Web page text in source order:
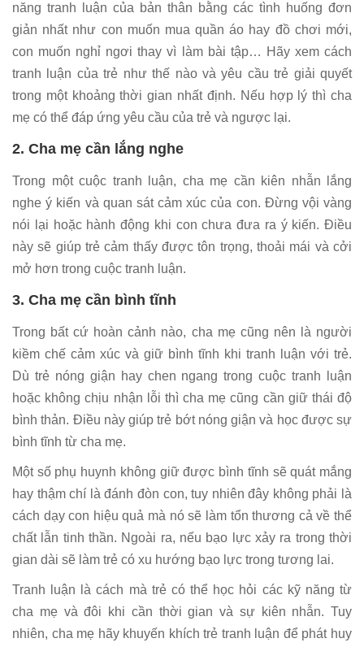
năng tranh luận của bản thân bằng các tình huống đơn
giản nhất như con muốn mua quần áo hay đồ chơi mới,
con muốn nghỉ ngơi thay vì làm bài tập… Hãy xem cách
tranh luận của trẻ như thế nào và yêu cầu trẻ giải quyết
trong một khoảng thời gian nhất định. Nếu hợp lý thì cha
mẹ có thể đáp ứng yêu cầu của trẻ và ngược lại.
2. Cha mẹ cần lắng nghe
Trong một cuộc tranh luận, cha mẹ cần kiên nhẫn lắng
nghe ý kiến và quan sát cảm xúc của con. Đừng vội vàng
nói lại hoặc hành động khi con chưa đưa ra ý kiến. Điều
này sẽ giúp trẻ cảm thấy được tôn trọng, thoải mái và cởi
mở hơn trong cuộc tranh luận.
3. Cha mẹ cần bình tĩnh
Trong bất cứ hoàn cảnh nào, cha mẹ cũng nên là người
kiềm chế cảm xúc và giữ bình tĩnh khi tranh luận với trẻ.
Dù trẻ nóng giận hay chen ngang trong cuộc tranh luận
hoặc không chịu nhận lỗi thì cha mẹ cũng cần giữ thái độ
bình thản. Điều này giúp trẻ bớt nóng giận và học được sự
bình tĩnh từ cha mẹ.
Một số phụ huynh không giữ được bình tĩnh sẽ quát mắng
hay thậm chí là đánh đòn con, tuy nhiên đây không phải là
cách dạy con hiệu quả mà nó sẽ làm tổn thương cả về thể
chất lẫn tinh thần. Ngoài ra, nếu bạo lực xảy ra trong thời
gian dài sẽ làm trẻ có xu hướng bạo lực trong tương lai.
Tranh luận là cách mà trẻ có thể học hỏi các kỹ năng từ
cha mẹ và đôi khi cần thời gian và sự kiên nhẫn. Tuy
nhiên, cha mẹ hãy khuyến khích trẻ tranh luận để phát huy